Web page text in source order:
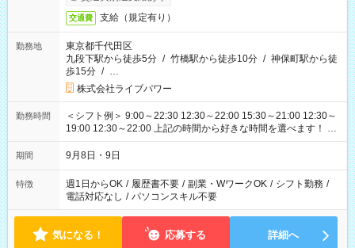
交通費 支給（規定有り）
勤務地
東京都千代田区
九段下駅から徒歩5分 / 竹橋駅から徒歩10分 / 神保町駅から徒
歩15分 / …
株式会社ライブパワー
勤務時間
＜シフト例＞ 9:00～22:30 12:30～22:00 15:30～21:00 12:30～
19:00 12:30～22:00 上記の時間から好きな時間を選べます！ ※
時間は変更となる可能性があります
期間 9月8日・9日
特徴 週1日からOK / 履歴書不要 / 副業・WワークOK / シフト勤務 /
電話対応なし / パソコンスキル不要
気になる！ 応募する 詳細へ